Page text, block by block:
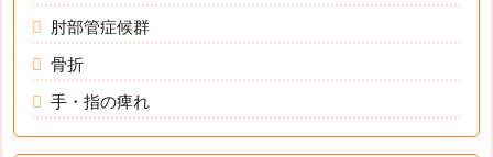
肘部管症候群
骨折
手・指の痺れ